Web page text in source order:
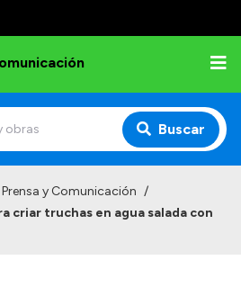
Buscar
Prensa y Comunicación /
criar truchas en agua salada con